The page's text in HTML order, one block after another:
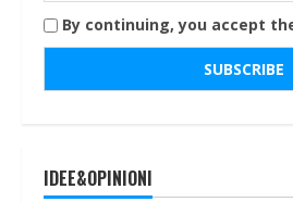
By continuing, you accept
IDEE&OPINIONI